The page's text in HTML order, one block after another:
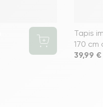
Tapis
170 cm
Prix
39,99 €